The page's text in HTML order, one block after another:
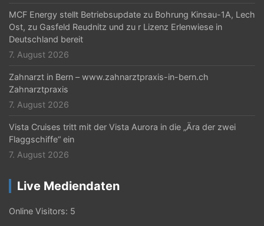
MCF Energy stellt Betriebsupdate zu Bohrung Kinsau-1A, Lech
Ost, zu Gasfeld Reudnitz und zu r Lizenz Erlenwiese in
Deutschland bereit
7. August 2026
Zahnarzt in Bern – www.zahnarztpraxis-in-bern.ch
Zahnarztpraxis
7. August 2026
Vista Cruises tritt mit der Vista Aurora in die „Ära der zwei
Flaggschiffe“ ein
7. August 2026
Live Mediendaten
Online Visitors: 5